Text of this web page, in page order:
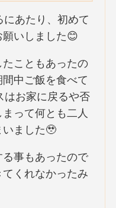
あたり、初めて
いしました😊
こともあったの
中ご飯を食べて
はお家に戻るや否
って何とも二人
いました🥹
事もあったので
くれなかったみ